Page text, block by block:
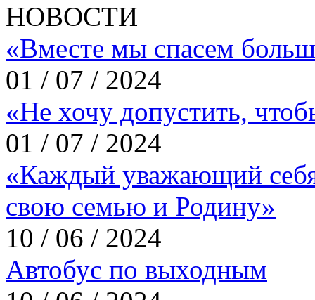
НОВОСТИ
«Вместе мы спасем
01 / 07 / 2024
«Не хочу допустить,
01 / 07 / 2024
«Каждый уважающий
свою семью и Родину»
10 / 06 / 2024
Автобус по выходным